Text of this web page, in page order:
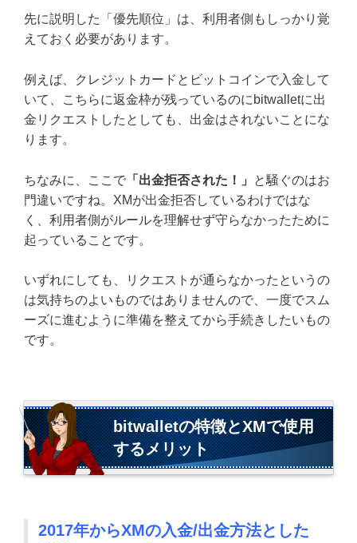
先に説明した「優先順位」は、利用者側もしっかり覚
えておく必要があります。
例えば、クレジットカードとビットコインで入金して
いて、こちらに返金枠が残っているのにbitwalletに出
金リクエストしたとしても、出金はされないことにな
ります。
ちなみに、ここで 「出金拒否された！」
と騒ぐのはお
門違いですね。XMが出金拒否しているわけではな
く、利用者側がルールを理解せず守らなかったために
起っていることです。
いずれにしても、リクエストが通らなかったというの
は気持ちのよいものではありませんので、一度でスム
ーズに進むように準備を整えてから手続きしたいもの
です。
bitwalletの特徴とXMで使用
するメリット
2017年からXMの入金/出金方法とした